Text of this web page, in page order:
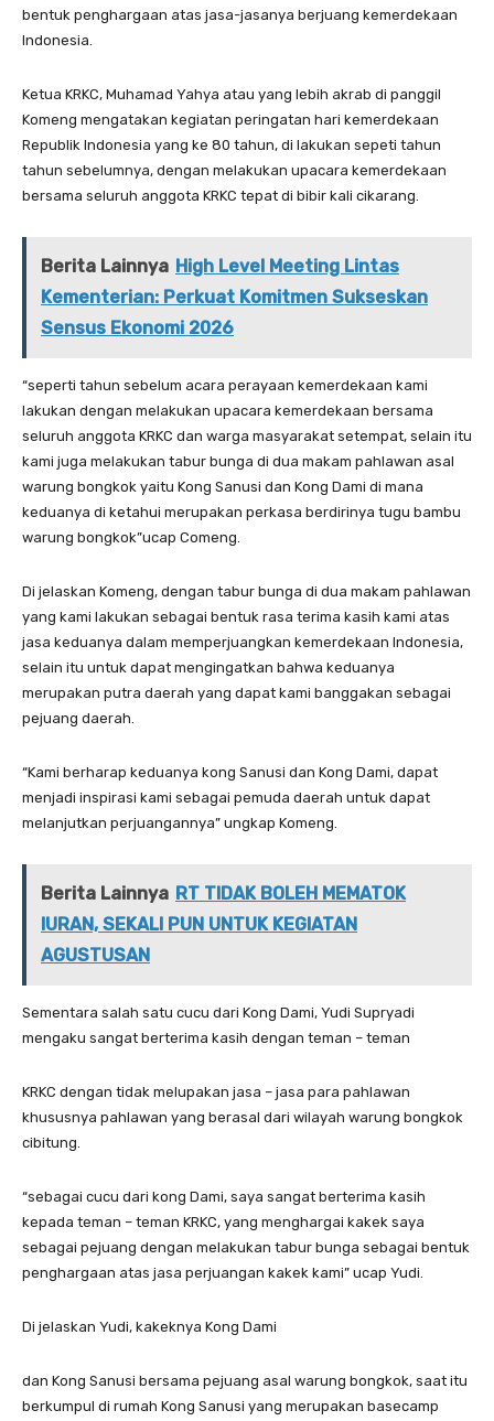
bentuk penghargaan atas jasa-jasanya berjuang kemerdekaan
Indonesia.
Ketua KRKC, Muhamad Yahya atau yang lebih akrab di panggil
Komeng mengatakan kegiatan peringatan hari kemerdekaan
Republik Indonesia yang ke 80 tahun, di lakukan sepeti tahun
tahun sebelumnya, dengan melakukan upacara kemerdekaan
bersama seluruh anggota KRKC tepat di bibir kali cikarang.
Berita Lainnya High Level Meeting Lintas
Kementerian: Perkuat Komitmen Sukseskan
Sensus Ekonomi 2026
“seperti tahun sebelum acara perayaan kemerdekaan kami
lakukan dengan melakukan upacara kemerdekaan bersama
seluruh anggota KRKC dan warga masyarakat setempat, selain itu
kami juga melakukan tabur bunga di dua makam pahlawan asal
warung bongkok yaitu Kong Sanusi dan Kong Dami di mana
keduanya di ketahui merupakan perkasa berdirinya tugu bambu
warung bongkok”ucap Comeng.
Di jelaskan Komeng, dengan tabur bunga di dua makam pahlawan
yang kami lakukan sebagai bentuk rasa terima kasih kami atas
jasa keduanya dalam memperjuangkan kemerdekaan Indonesia,
selain itu untuk dapat mengingatkan bahwa keduanya
merupakan putra daerah yang dapat kami banggakan sebagai
pejuang daerah.
“Kami berharap keduanya kong Sanusi dan Kong Dami, dapat
menjadi inspirasi kami sebagai pemuda daerah untuk dapat
melanjutkan perjuangannya” ungkap Komeng.
Berita Lainnya RT TIDAK BOLEH MEMATOK
IURAN, SEKALI PUN UNTUK KEGIATAN
AGUSTUSAN
Sementara salah satu cucu dari Kong Dami, Yudi Supryadi
mengaku sangat berterima kasih dengan teman – teman
KRKC dengan tidak melupakan jasa – jasa para pahlawan
khususnya pahlawan yang berasal dari wilayah warung bongkok
cibitung.
“sebagai cucu dari kong Dami, saya sangat berterima kasih
kepada teman – teman KRKC, yang menghargai kakek saya
sebagai pejuang dengan melakukan tabur bunga sebagai bentuk
penghargaan atas jasa perjuangan kakek kami” ucap Yudi.
Di jelaskan Yudi, kakeknya Kong Dami
dan Kong Sanusi bersama pejuang asal warung bongkok, saat itu
berkumpul di rumah Kong Sanusi yang merupakan basecamp